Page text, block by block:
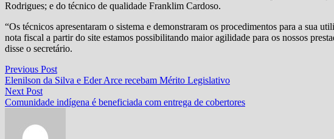
Rodrigues; e do técnico de qualidade Franklim Cardoso.
“Os técnicos apresentaram o sistema e demonstraram os procedimentos para a sua
nota fiscal a partir do site estamos possibilitando maior agilidade para os nossos
disse o secretário.
Navegação
de
Post
Previous PostPrevious
post:
Elenilson da Silva e Eder Arce recebam Mérito Legislativo
Next PostNext
post:
Comunidade indígena é beneficiada com entrega de cobertores